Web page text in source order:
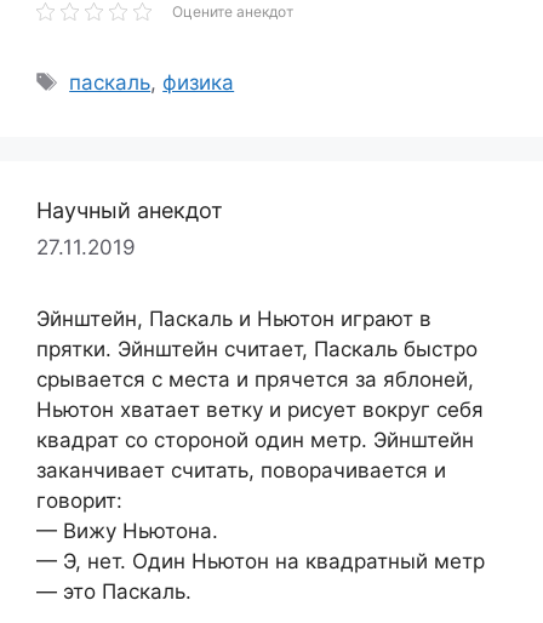
Оцените анекдот
Метки
паскаль, физика
Научный анекдот
27.11.2019
Эйнштейн, Паскаль и Ньютон играют в
прятки. Эйнштейн считает, Паскаль быстро
срывается с места и прячется за яблоней,
Ньютон хватает ветку и рисует вокруг себя
квадрат со стороной один метр. Эйнштейн
заканчивает считать, поворачивается и
говорит:
— Вижу Ньютона.
— Э, нет. Один Ньютон на квадратный метр
— это Паскаль.